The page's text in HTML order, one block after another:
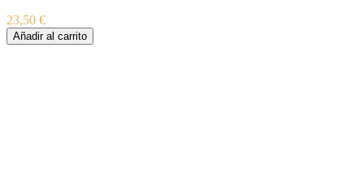
23,50 €
Añadir al carrito